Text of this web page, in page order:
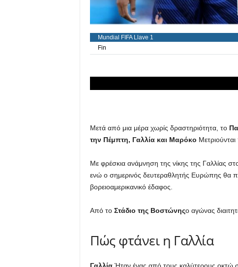
Μετά από μια μέρα χωρίς δραστηριότητα, το
την Πέμπτη, Γαλλία και Μαρόκο
Με φρέσκια ανάμνηση της νίκης της Γαλλίας
ενώ ο σημερινός δευτεραθλητής Ευρώπης θα
βορειοαμερικανικό έδαφος.
Από το Στάδιο της Βοστώνηςο αγώνας
Πώς φτάνει η Γαλλία